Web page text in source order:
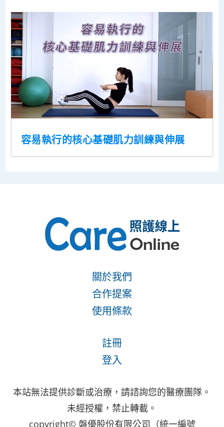
容易執行的核心基礎肌力訓練與伸展
關於我們
合作提案
使用條款
註冊
登入
本站無法提供診斷或治療，請諮詢您的醫療團隊。
未經授權，禁止轉載。
copyright© 磐優股份有限公司（統一編號